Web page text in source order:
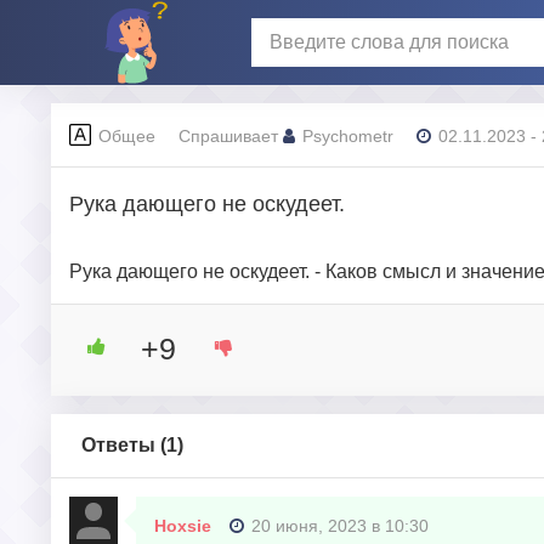
Общее Спрашивает Psychometr 02.11.2023 -
Рука дающего не оскудеет.
Рука дающего не оскудеет. - Каков смысл и
+9
Ответы (1)
Hoxsie 20 июня, 2023 в 10:30